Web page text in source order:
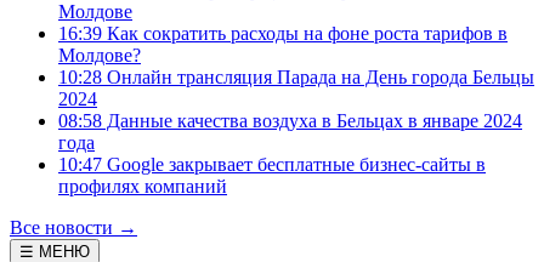
Молдове
16:39 Как сократить расходы на фоне роста тарифов в
Молдове?
10:28 Онлайн трансляция Парада на День города Бельцы
2024
08:58 Данные качества воздуха в Бельцах в январе 2024
года
10:47 Google закрывает бесплатные бизнес-сайты в
профилях компаний
Все новости →
☰ МЕНЮ